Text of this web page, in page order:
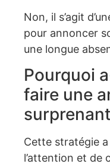
Non, il s’agit
pour annoncer
une longue
Pourquoi
faire une
Cette stratégie
l’attention et de